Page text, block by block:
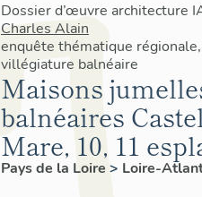
Dossier d’œuvre architecture
Charles Alain
enquête thématique
villégiature balnéaire
Maisons
balnéaires
Mare, 10, 11
Pays de la Loire > Loire-